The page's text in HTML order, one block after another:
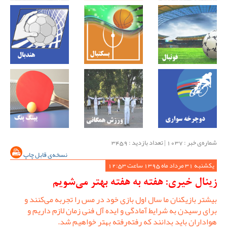
شماره‌ی خبر : ‌1037 | تعداد بازدید : 3459
نسخه‌ی قابل چاپ
یکشنبه 31 مرداد ماه 1395 ساعت 12:53
زینال خیری: هفته به هفته بهتر می‌شویم
بیشتر بازیکنان ما سال اول بازی خود در مس را تجربه می‌کنند و
برای رسیدن به شرایط آمادگی و ایده آل فنی زمان لازم داریم و
هواداران باید بدانند که رفته‌رفته بهتر خواهیم شد.